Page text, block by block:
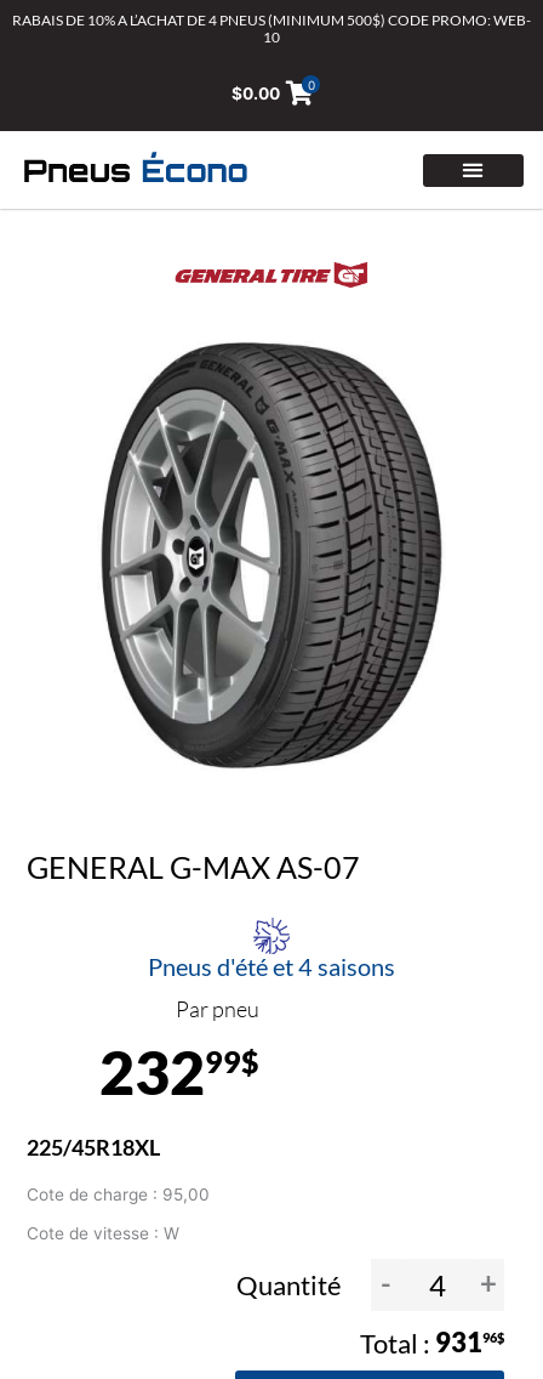
AllerRABAIS DE 10% A L’ACHAT DE 4 PNEUS (MINIMUM 500$) CODE PROMO: WEB-
10
$0.00 0
GENERAL G-MAX AS-07
Pneus d'été et 4 saisons
Par pneu
23299$
225/45R18XL
Cote de charge : 95,00
Cote de vitesse : W
Quantité - +
93196$